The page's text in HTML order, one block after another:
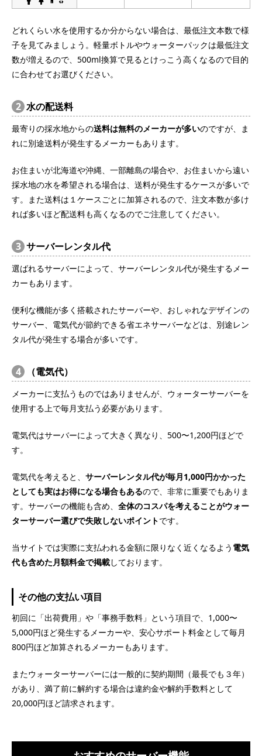
どれくらい水を使用するか分からない場合は、最低注文本数で様
子を見てみましょう。軽量ボトルやウォーターパックは最低注文
数が増えるので、500ml換算で見るとけっこう高くなるので目的
に合わせてお選びください。
2 水の配送料
最寄りの採水地からの送料は無料のメーカーが多いのですが、ま
れに別途送料が発生するメーカーもあります。
お住まいが北海道や沖縄、一部離島の場合や、お住まいから遠い
採水地の水を希望される場合は、送料が発生するケースが多いで
す。また送料は１ケースごとに加算されるので、注文本数が多け
れば多いほど配送料も高くなるのでご注意してください。
3 サーバーレンタル代
選ばれるサーバーによって、サーバーレンタル代が発生するメー
カーもあります。
便利な機能が多く搭載されたサーバーや、おしゃれなデザインの
サーバー、電気代が節約できる省エネサーバーなどは、別途レン
タル代が発生する場合が多いです。
4 （電気代）
メーカーに支払うものではありませんが、ウォーターサーバーを
使用する上で毎月支払う必要があります。
電気代はサーバーによって大きく異なり、500〜1,200円ほどで
す。
電気代を考えると、 サーバーレンタル代が毎月1,000円かかった
としても実はお得になる場合もあるので、非常に重要でもありま
す。サーバーの機能も含め、 全体のコスパを考えることがウォー
ターサーバー選びで失敗しないポイントです。
当サイトでは実際に支払われる金額に限りなく近くなるよう 電気
代も含めた月額料金で掲載しております。
その他の支払い項目
初回に「出荷費用」や「事務手数料」という項目で、1,000〜
5,000円ほど発生するメーカーや、安心サポート料金として毎月
800円ほど加算されるメーカーもあります。
またウォーターサーバーには一般的に契約期間（最長でも３年）
があり、満了前に解約する場合は違約金や解約手数料として
20,000円ほど請求されます。